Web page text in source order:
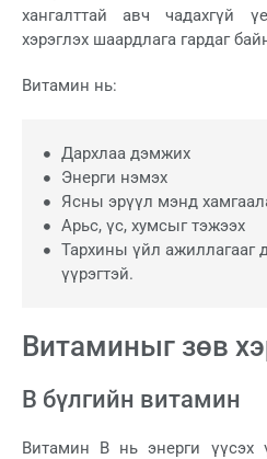
хангалттай авч чадахгүй
хэрэглэх шаардлага гардаг
Витамин нь:
Дархлаа дэмжих
Энерги нэмэх
Ясны эрүүл мэнд
Арьс, үс, хумсыг тэжээх
Тархины үйл ажиллагааг
үүрэгтэй.
Витаминыг зөв
В бүлгийн витамин
Витамин B нь энерги үүсэх